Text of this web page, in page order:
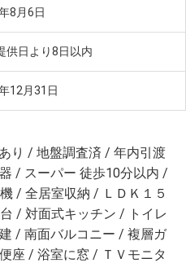
8月6日
供日より8日以内
12月31日
り / 地盤調査済 / 年内引渡
/ スーパー 徒歩10分以内 /
/ 全居室収納 / ＬＤＫ１５
/ 対面式キッチン / トイレ
/ 南面バルコニー / 複層ガ
座 / 浴室に窓 / ＴＶモニタ